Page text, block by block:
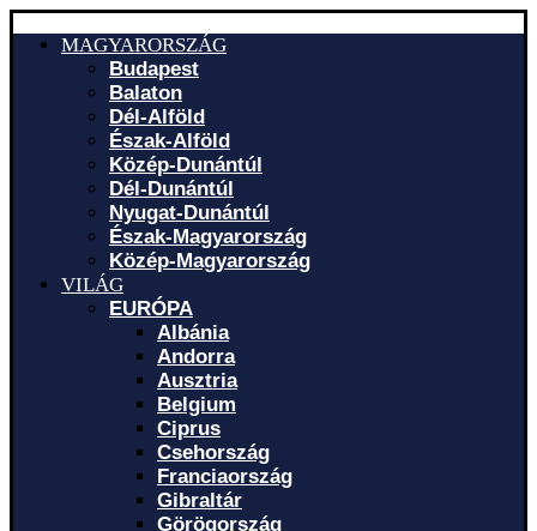
MAGYARORSZÁG
Budapest
Balaton
Dél-Alföld
Észak-Alföld
Közép-Dunántúl
Dél-Dunántúl
Nyugat-Dunántúl
Észak-Magyarország
Közép-Magyarország
VILÁG
EURÓPA
Albánia
Andorra
Ausztria
Belgium
Ciprus
Csehország
Franciaország
Gibraltár
Görögország